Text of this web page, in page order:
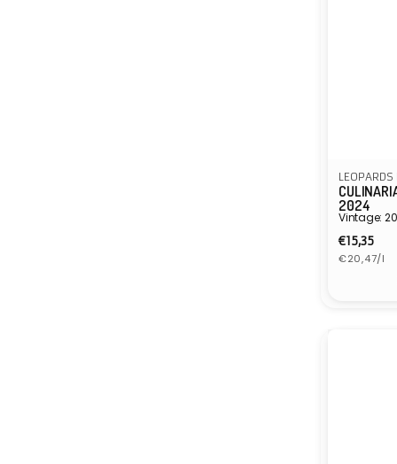
LEOPARDS
2024
Vintage:
Normale
prijs
€15,35
€20,47/l